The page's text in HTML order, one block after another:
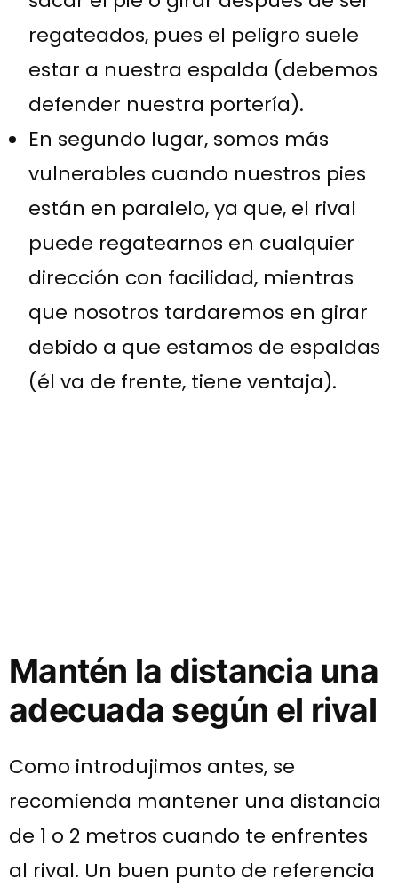
regateados, pues el peligro suele
estar a nuestra espalda (debemos
defender nuestra portería).
En segundo lugar, somos más
vulnerables cuando nuestros pies
están en paralelo, ya que, el rival
puede regatearnos en cualquier
dirección con facilidad, mientras
que nosotros tardaremos en girar
debido a que estamos de espaldas
(él va de frente, tiene ventaja).
Mantén la distancia una
adecuada según el rival
Como introdujimos antes, se
recomienda mantener una distancia
de 1 o 2 metros cuando te enfrentes
al rival. Un buen punto de referencia